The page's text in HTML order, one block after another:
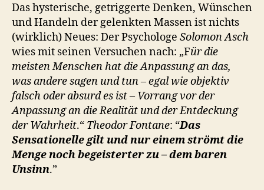
Das hysterische, getriggerte Denken, Wünschen
und Handeln der gelenkten Massen ist nichts
(wirklich) Neues: Der Psychologe Solomon Asch
wies mit seinen Versuchen nach: „Für die
meisten Menschen hat die Anpassung an das,
was andere sagen und tun – egal wie objektiv
falsch oder absurd es ist – Vorrang vor der
Anpassung an die Realität und der Entdeckung
der Wahrheit.“ Theodor Fontane: “Das
Sensationelle gilt und nur einem strömt die
Menge noch begeisterter zu – dem baren
Unsinn.”